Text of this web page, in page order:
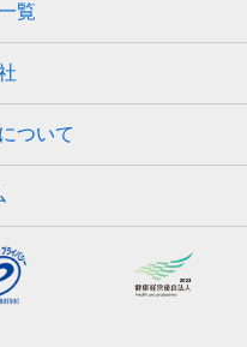
覧
ついて